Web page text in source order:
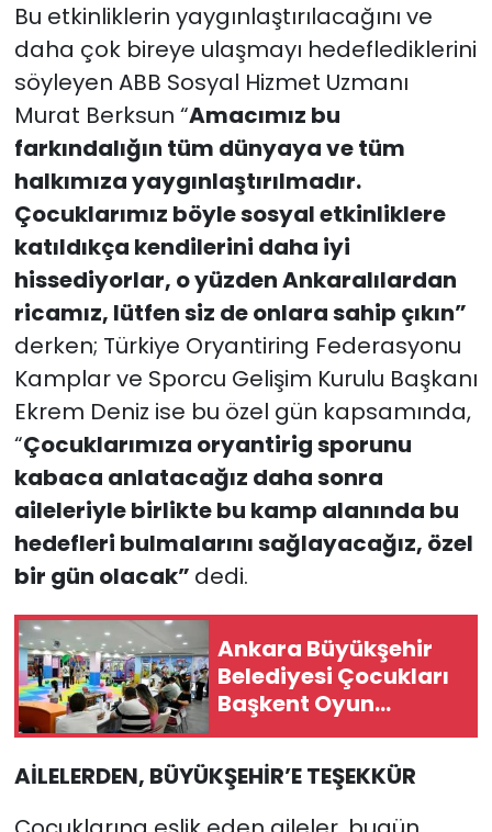
Bu etkinliklerin yaygınlaştırılacağını ve
daha çok bireye ulaşmayı hedeflediklerini
söyleyen ABB Sosyal Hizmet Uzmanı
Murat Berksun “Amacımız bu
farkındalığın tüm dünyaya ve tüm
halkımıza yaygınlaştırılmadır.
Çocuklarımız böyle sosyal etkinliklere
katıldıkça kendilerini daha iyi
hissediyorlar, o yüzden Ankaralılardan
ricamız, lütfen siz de onlara sahip çıkın”
derken; Türkiye Oryantiring Federasyonu
Kamplar ve Sporcu Gelişim Kurulu Başkanı
Ekrem Deniz ise bu özel gün kapsamında,
“Çocuklarımıza oryantirig sporunu
kabaca anlatacağız daha sonra
aileleriyle birlikte bu kamp alanında bu
hedefleri bulmalarını sağlayacağız, özel
bir gün olacak” dedi.
Ankara Büyükşehir
Belediyesi Çocukları
Başkent Oyun
Dünyası’yla
Buluşturuyor
AİLELERDEN, BÜYÜKŞEHİR’E TEŞEKKÜR